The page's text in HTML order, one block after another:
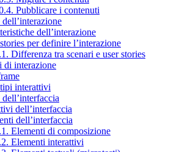
Pubblicare i contenuti
dell’interazione
per definire l’interazione
Differenza tra scenari e user stories
di interazione
interattivi
dell’interfaccia
dell’interfaccia
Elementi di composizione
Elementi interattivi